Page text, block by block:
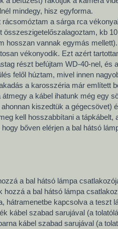
mindegy, hisz egyforma.
a sárga rca
kb
hosszan vannak egymás
vékonyodik. Ezt azért
részt befújtam WD-40-nel, és
felől húztam, mivel innen
a karosszéria már említett
a kábel ihatunk még egy
kiszedtük a gégecsövet)
kell hosszabbítani a tápkábelt,
bőven elérjen a bal hátsó
a bal hátsó lámpa
a bal hátsó lámpa
hátramenetbe kapcsolva a teszt
kábel szabad sarujával (a
kábel szabad sarujával (a